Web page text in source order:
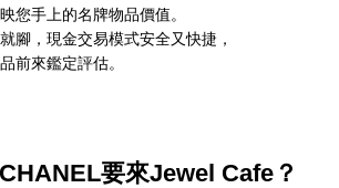
您手上的名牌物品價值。
腳，現金交易模式安全又快捷，
前來鑑定評估。
要來Jewel Cafe？